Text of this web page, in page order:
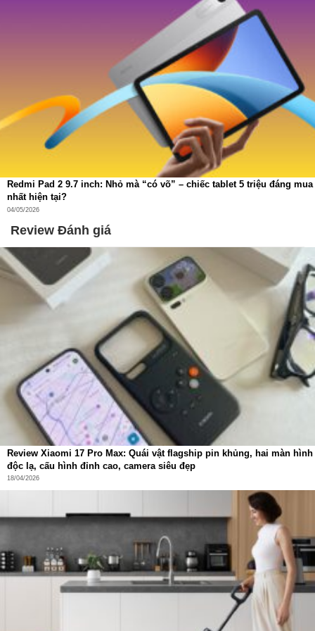
Redmi Pad 2 9.7 inch: Nhỏ mà “có võ” – chiếc tablet 5 triệu đáng mua
nhất hiện tại?
04/05/2026
Review Đánh giá
Review Xiaomi 17 Pro Max: Quái vật flagship pin khủng, hai màn hình
độc lạ, cấu hình đỉnh cao, camera siêu đẹp
18/04/2026